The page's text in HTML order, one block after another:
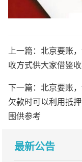
上一篇： 北京要账
收方式供大家借鉴
下一篇： 北京要账
欠款时可以利用抵
围供参考
最新公告